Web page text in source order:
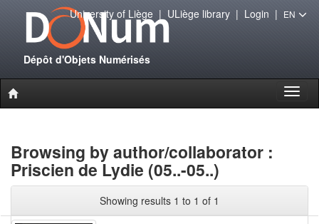
Dépôt d'Objets Numérisés
University of Liège| ULiège library| Login | EN
Browsing by author/collaborator :
Priscien de Lydie (05..-05..)
Showing results 1 to 1 of 1